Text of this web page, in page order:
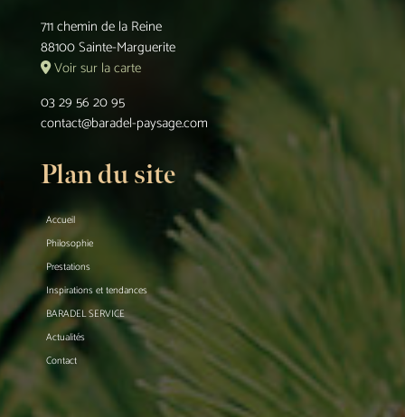
711 chemin de la Reine
88100 Sainte-Marguerite
Voir sur la carte
03 29 56 20 95
contact@baradel-paysage.com
Plan du site
Accueil
Philosophie
Prestations
Inspirations et tendances
BARADEL SERVICE
Actualités
Contact